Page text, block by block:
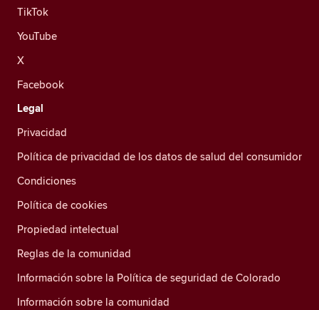
TikTok
YouTube
X
Facebook
Legal
Privacidad
Política de privacidad de los datos de salud del consumidor
Condiciones
Política de cookies
Propiedad intelectual
Reglas de la comunidad
Información sobre la Política de seguridad de Colorado
Información sobre la comunidad